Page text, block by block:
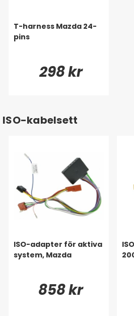
T-harness Mazda 24-
pins
298 kr
ISO-kabelsett
ISO-adapter för aktiva
system, Mazda
858 kr